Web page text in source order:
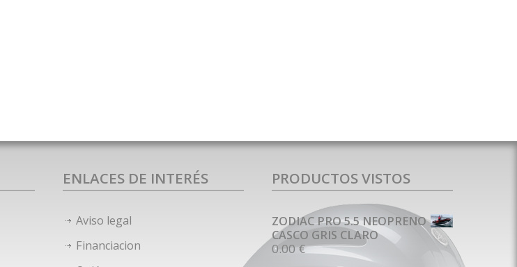
ENLACES DE INTERÉS
Aviso legal
Financiacion
PRODUCTOS VISTOS
ZODIAC PRO 5.5 NEOPRENO
CASCO GRIS CLARO
0.00 €